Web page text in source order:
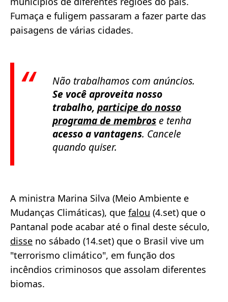
Fumaça e fuligem passaram a fazer parte das
paisagens de várias cidades.
Não trabalhamos com anúncios.
Se você aproveita nosso
trabalho, participe do nosso
programa de membros e tenha
acesso a vantagens. Cancele
quando quiser.
A ministra Marina Silva (Meio Ambiente e
Mudanças Climáticas), que falou (4.set) que o
Pantanal pode acabar até o final deste século,
disse no sábado (14.set) que o Brasil vive um
"terrorismo climático", em função dos
incêndios criminosos que assolam diferentes
biomas.